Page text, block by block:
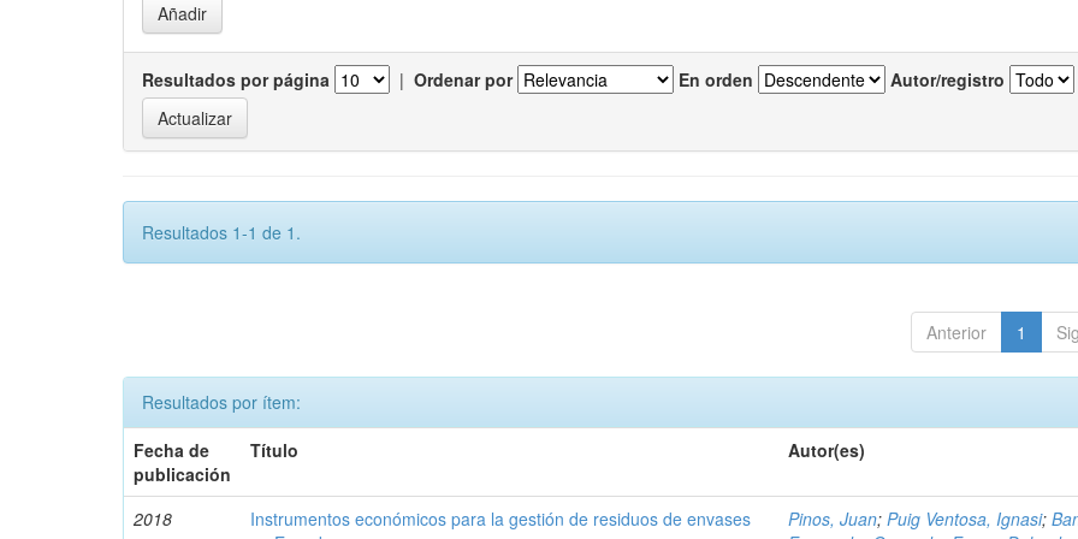
Resultados por página | Ordenar por En orden Autor/registro
Resultados 1-1 de 1.
Anterior 1
Resultados por ítem:
Fecha de
publicación
Título Autor(es)
2018
Instrumentos económicos para la gestión de residuos de envases
Pinos, Juan;Puig Ventosa, Ignasi;